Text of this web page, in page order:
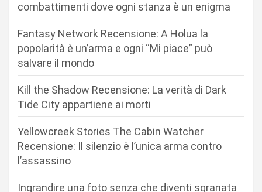
combattimenti dove ogni stanza è un enigma
Fantasy Network Recensione: A Holua la
popolarità è un’arma e ogni “Mi piace” può
salvare il mondo
Kill the Shadow Recensione: La verità di Dark
Tide City appartiene ai morti
Yellowcreek Stories The Cabin Watcher
Recensione: Il silenzio è l’unica arma contro
l’assassino
Ingrandire una foto senza che diventi sgranata